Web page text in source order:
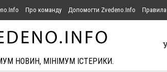
Про команду Допомогти Zvedeno.Info Правила
НОВИН, МІНІМУМ ІСТЕРИКИ.